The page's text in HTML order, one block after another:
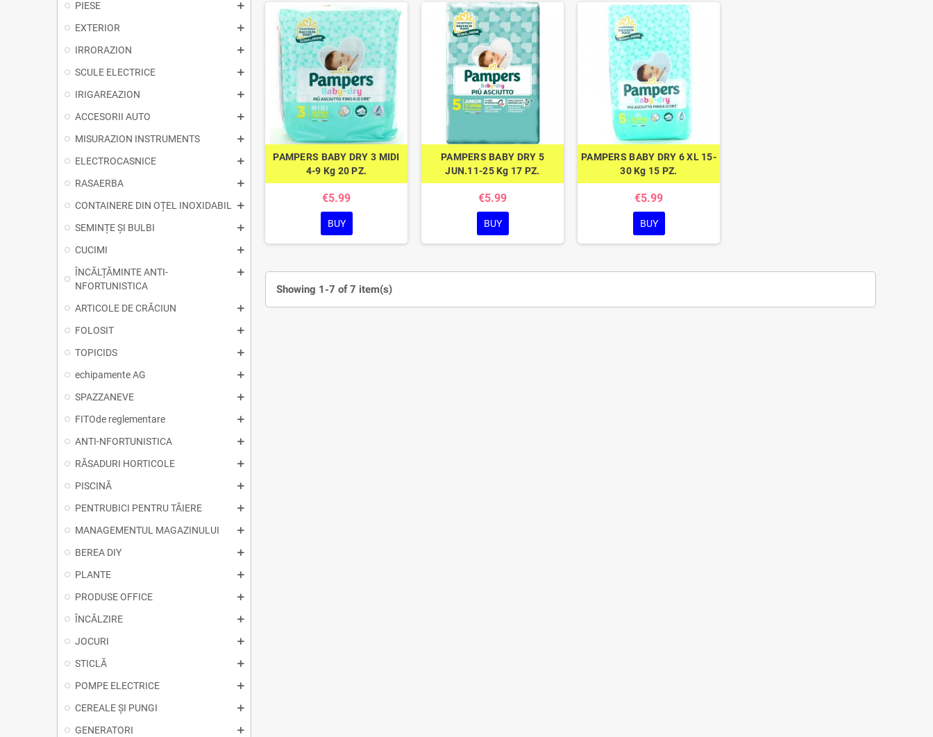
PIESE
EXTERIOR
IRRORAZION
SCULE ELECTRICE
IRIGAREAZION
ACCESORII AUTO
MISURAZION INSTRUMENTS
ELECTROCASNICE
RASAERBA
CONTAINERE DIN OȚEL INOXIDABIL
SEMINȚE ȘI BULBI
CUCIMI
ÎNCĂLȚĂMINTE ANTI-
NFORTUNISTICA
ARTICOLE DE CRĂCIUN
FOLOSIT
TOPICIDS
echipamente AG
SPAZZANEVE
FITOde reglementare
ANTI-NFORTUNISTICA
RĂSADURI HORTICOLE
PISCINĂ
PENTRUBICI PENTRU TĂIERE
MANAGEMENTUL MAGAZINULUI
BEREA DIY
PLANTE
PRODUSE OFFICE
ÎNCĂLZIRE
JOCURI
STICLĂ
POMPE ELECTRICE
CEREALE ȘI PUNGI
GENERATORI
PAMPERS BABY DRY 3 MIDI
4-9 Kg 20 PZ.
€5.99
BUY
PAMPERS BABY DRY 5
JUN.11-25 Kg 17 PZ.
€5.99
BUY
PAMPERS BABY DRY 6 XL 15-
30 Kg 15 PZ.
€5.99
BUY
Showing 1-7 of 7 item(s)